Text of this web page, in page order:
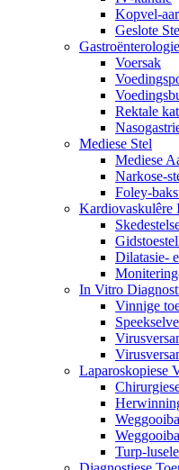
Kopvel-
Geslote
Voersak
Rektale
Mediese Stel
Mediese
Narkose-
Foley-
Kardiovaskulêre
Dilatasie-
In Vitro
Vinnige
Laparoskopiese
Turp-